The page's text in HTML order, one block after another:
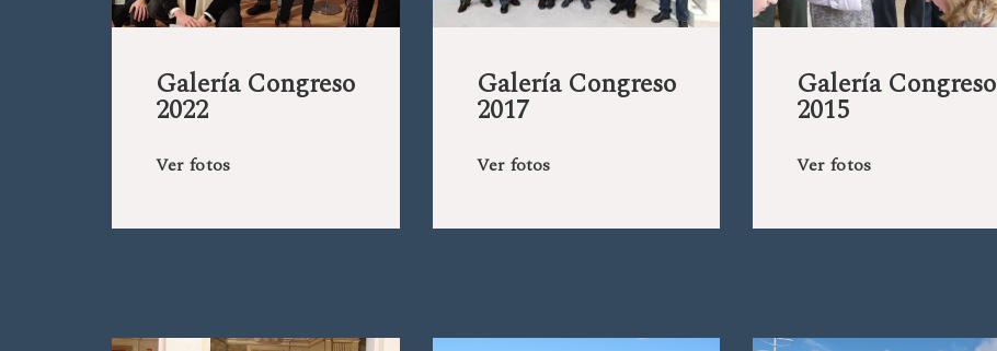
Galería Congreso
2022
Ver fotos
Galería Congreso
2017
Ver fotos
Galería Congreso
2015
Ver fotos